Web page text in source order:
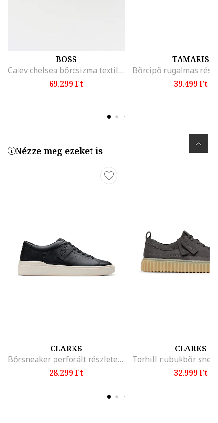
BOSS
Calev chelsea bőrcsizma textilbetéttel, Fekete
69.299 Ft
TAMARIS
39.499 Ft
Nézze meg ezeket is
CLARKS
Bőrsneaker perforált részletekkel, Fekete
28.299 Ft
CLARKS
32.999 Ft